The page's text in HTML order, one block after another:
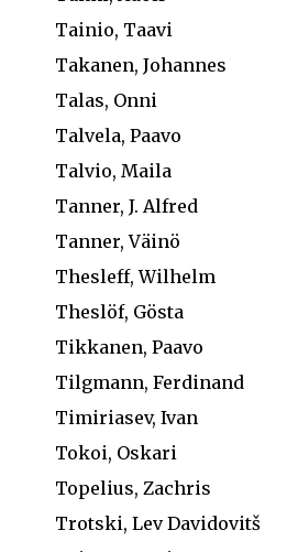
Tainio, Taavi
Takanen, Johannes
Talas, Onni
Talvela, Paavo
Talvio, Maila
Tanner, J. Alfred
Tanner, Väinö
Thesleff, Wilhelm
Theslöf, Gösta
Tikkanen, Paavo
Tilgmann, Ferdinand
Timiriasev, Ivan
Tokoi, Oskari
Topelius, Zachris
Trotski, Lev Davidovitš